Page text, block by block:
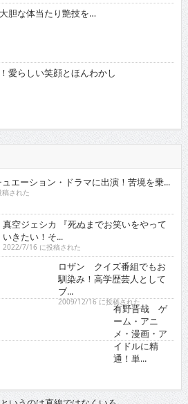
胆な体当たり艶技を…
愛らしい笑顔とほんわかし
エーション・ドラマに出演！苦境を乗...
された
真空ジェシカ 『死ぬまでお笑いをやって
いきたい！そ...
2022/7/16 に投稿された
ロザン クイズ番組でもお
馴染み！高学歴芸人として
ブ...
2009/12/16 に投稿された
有野晋哉 ゲ
ーム・アニ
メ・漫画・ア
イドルに精
通！単...